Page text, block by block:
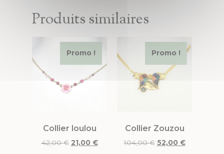
Produits similaires
Promo !
Collier loulou
42,00€ 21,00 €
Promo !
Collier Zouzou
104,00€ 52,00 €